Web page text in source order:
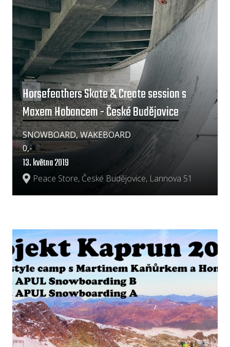
Horsefeathers Skate & Create session s
Maxem Habancem - České Budějovice
Peace Store, České Budějovice, Lannova 51
13. května 2019
0,-
SNOWBOARD, WAKEBOARD